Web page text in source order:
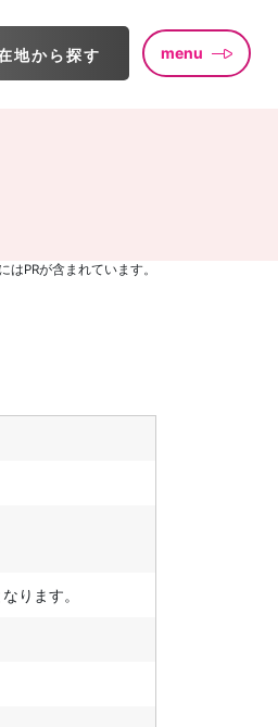
地から探す menu
はPRが含まれています。
ります。